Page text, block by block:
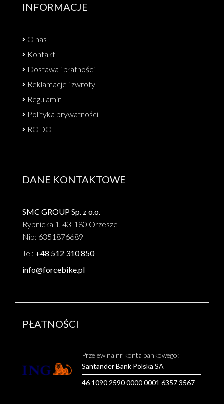
INFORMACJE
O nas
Kontakt
Dostawa i płatności
Reklamacje i zwroty
Regulamin
Polityka prywatności
RODO
DANE KONTAKTOWE
SMC GROUP Sp. z o.o.
Rybnicka 1, 43-180 Orzesze
Nip: 6351876689
Tel: +48 512 310 850
info@forcebike.pl
PŁATNOŚCI
Przelew na nr konta bankowego:
Santander Bank Polska SA
46 1090 2590 0000 0001 6357 3567